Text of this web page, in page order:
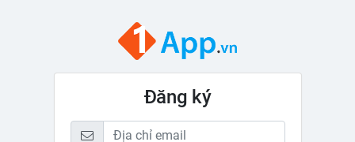
Đăng ký